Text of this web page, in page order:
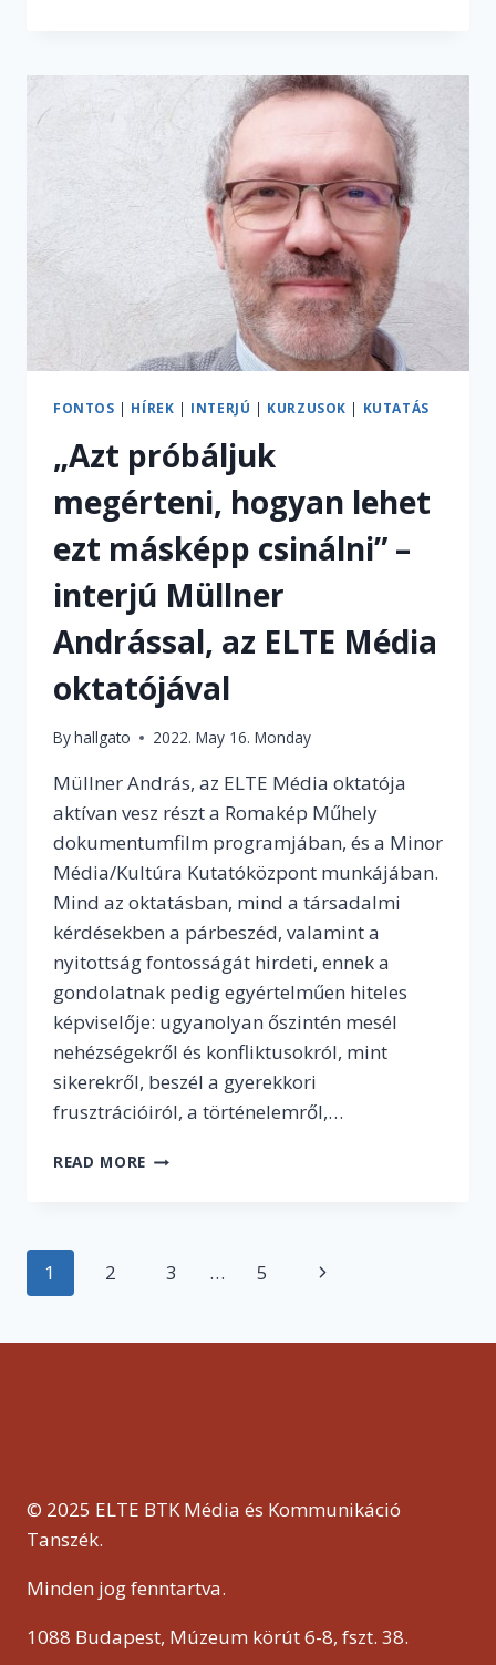
ŐSZI
PROGRAMOKRÓL
KÁR
LEMARADNI…
FONTOS | HÍREK | INTERJÚ | KURZUSOK | KUTATÁS
„Azt próbáljuk
megérteni, hogyan lehet
ezt másképp csinálni” –
interjú Müllner
Andrással, az ELTE Média
oktatójával
Byhallgato 2022. May 16. Monday
Müllner András, az ELTE Média oktatója
aktívan vesz részt a Romakép Műhely
dokumentumfilm programjában, és a Minor
Média/Kultúra Kutatóközpont munkájában.
Mind az oktatásban, mind a társadalmi
kérdésekben a párbeszéd, valamint a
nyitottság fontosságát hirdeti, ennek a
gondolatnak pedig egyértelműen hiteles
képviselője: ugyanolyan őszintén mesél
nehézségekről és konfliktusokról, mint
sikerekről, beszél a gyerekkori
frusztrációiról, a történelemről,…
READ MORE „AZT
EZT
–
OKTATÓJÁVAL
Page
1 2 3 … 5
Next
© 2025 ELTE BTK Média és Kommunikáció
Tanszék.
Minden jog fenntartva.
1088 Budapest, Múzeum körút 6-8, fszt. 38.